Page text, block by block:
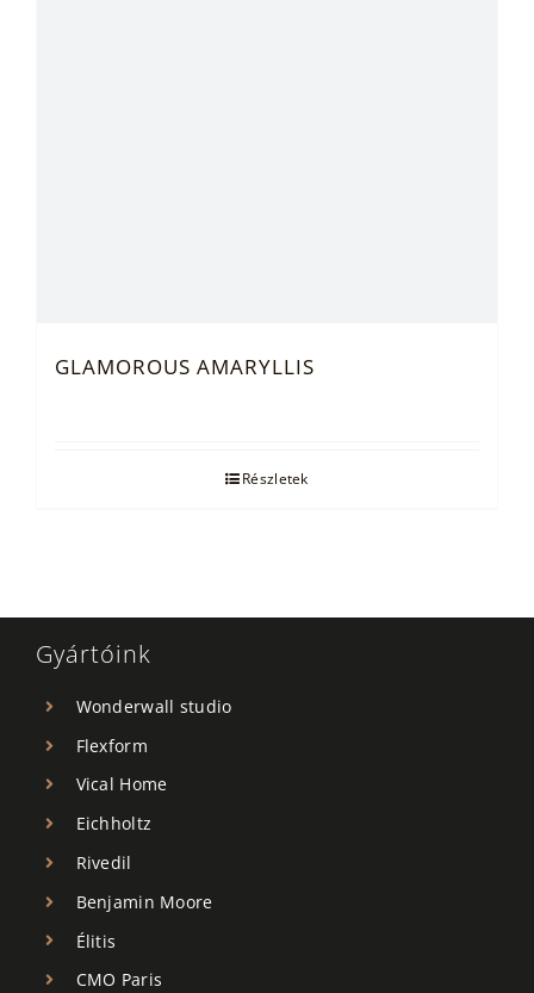
GLAMOROUS AMARYLLIS
Részletek
Gyártóink
Wonderwall studio
Flexform
Vical Home
Eichholtz
Rivedil
Benjamin Moore
Élitis
CMO Paris